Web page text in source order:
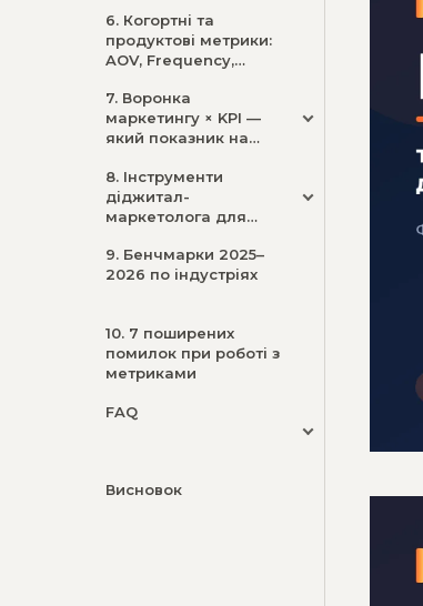
6. Когортні та
продуктові метрики:
AOV, Frequency,
7. Воронка
маркетингу × KPI —
який показник на
8. Інструменти
діджитал-
маркетолога для
9. Бенчмарки 2025–
2026 по індустріях
10. 7 поширених
помилок при роботі з
метриками
FAQ
Висновок